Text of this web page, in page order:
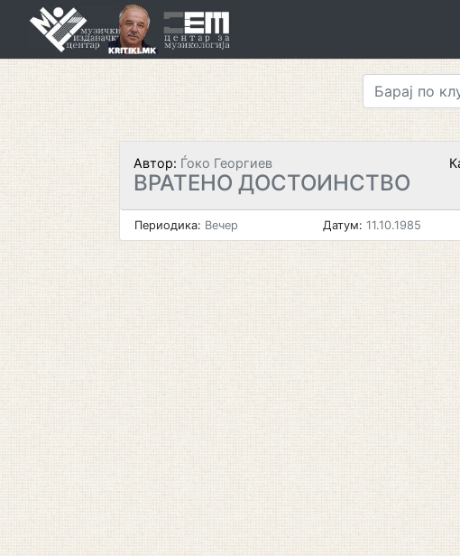
Автор: Ѓоко Георгиев
ВРАТЕНО ДОСТОИНСТВО
Периодика: Вечер Датум: 11.10.1985